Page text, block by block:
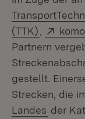
(TTK) (Öffnet
Partnern
gestellt.
Strecken, die
Landes der